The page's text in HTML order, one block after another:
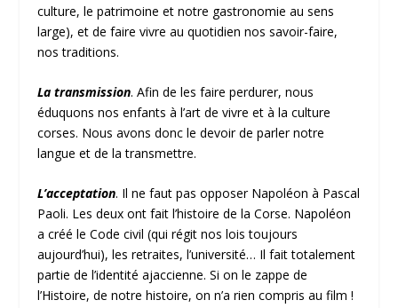
culture, le patrimoine et notre gastronomie au sens
large), et de faire vivre au quotidien nos savoir-faire,
nos traditions.
La transmission. Afin de les faire perdurer, nous
éduquons nos enfants à l’art de vivre et à la culture
corses. Nous avons donc le devoir de parler notre
langue et de la transmettre.
L’acceptation. Il ne faut pas opposer Napoléon à Pascal
Paoli. Les deux ont fait l’histoire de la Corse. Napoléon
a créé le Code civil (qui régit nos lois toujours
aujourd’hui), les retraites, l’université… Il fait totalement
partie de l’identité ajaccienne. Si on le zappe de
l’Histoire, de notre histoire, on n’a rien compris au film !